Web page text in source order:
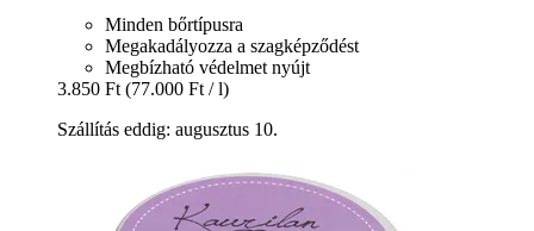
Minden bőrtípusra
Megakadályozza a szagképződést
Megbízható védelmet nyújt
3.850 Ft (77.000 Ft / l)
Szállítás eddig: augusztus 10.